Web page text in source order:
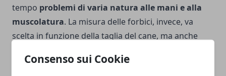
Consenso sui Cookie
tempo problemi di varia natura alle mani e alla
muscolatura. La misura delle forbici, invece, va
scelta in funzione della taglia del cane, ma anche
farne. Infine, citiamo leforbici per mancini e quelle